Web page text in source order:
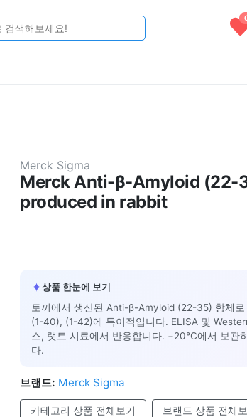
Merck Sigma
Merck Anti-β-Amyloid (22-
produced in rabbit
✦상품 한눈에 보기
토끼에서 생산된 Anti-β-Amyloid (22-35) 항체
(1-40), (1-42)에 특이적입니다. ELISA 및
스, 랫트 시료에서 반응합니다. −20°C에서 보관
다.
브랜드: Merck Sigma
카테고리 상품 전체보기 브랜드 상품 전체